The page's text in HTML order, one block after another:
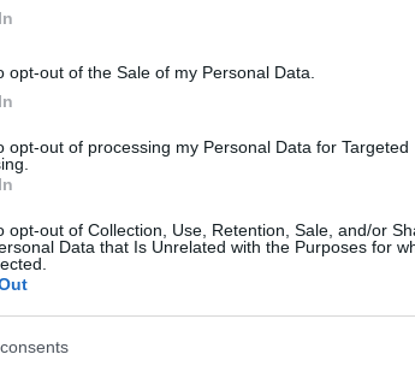
opt-out of the Sale of my Personal Data.
opt-out of processing my Personal Data for Targeted
opt-out of Collection, Use, Retention, Sale, and/or
Data that Is Unrelated with the Purposes for
mert elõzõ héten lesznek, akik válogatottaknál
De ott a másik oldal, ami pedig arról szól, hogy
csak lehet."
ráadául idegenben még nehezebb. Voltak jó
leszünk és készen fogunk állni."
on is!